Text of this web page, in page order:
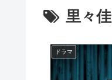
里々佳
ドラマ